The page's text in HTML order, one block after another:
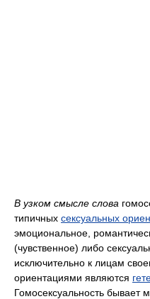
В узком смысле слова
типичных сексуальных
эмоциональное,
(чувственное) либо
исключительно к лицам
ориентациями являются
Гомосексуальность бывает